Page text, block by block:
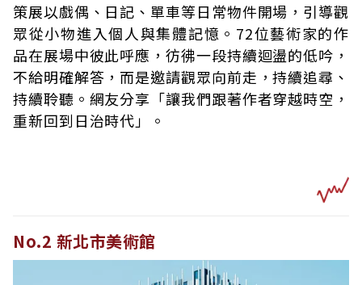
策展以戲偶、日記、單車等日常物件開場，引導觀
眾從小物進入個人與集體記憶。72位藝術家的作
品在展場中彼此呼應，彷彿一段持續迴盪的低吟，
不給明確解答，而是邀請觀眾向前走，持續追尋、
持續聆聽。網友分享「讓我們跟著作者穿越時空，
重新回到日治時代」。
No.2 新北市美術館